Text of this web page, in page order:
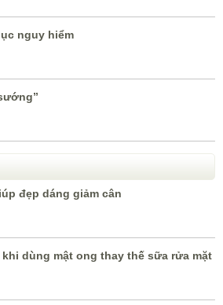
nguy hiểm
đẹp dáng giảm cân
dùng mật ong thay thế sữa rửa mặt